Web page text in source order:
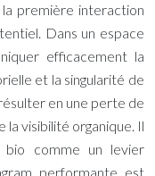
première interaction
Dans un espace
efficacement la
et la singularité de
en une perte de
visibilité organique. Il
comme un levier
performante est